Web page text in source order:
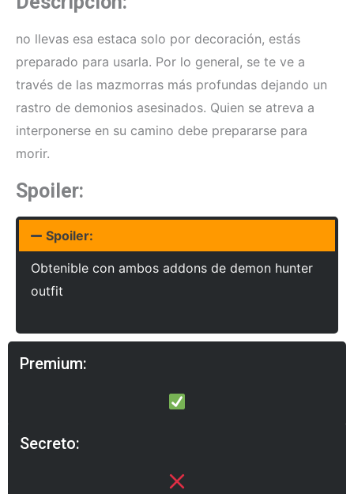
no llevas esa estaca solo por decoración, estás
preparado para usarla. Por lo general, se te ve a
través de las mazmorras más profundas dejando un
rastro de demonios asesinados. Quien se atreva a
interponerse en su camino debe prepararse para
morir.
Spoiler:
Spoiler:
Obtenible con ambos addons de demon hunter
outfit
Premium:
Secreto: